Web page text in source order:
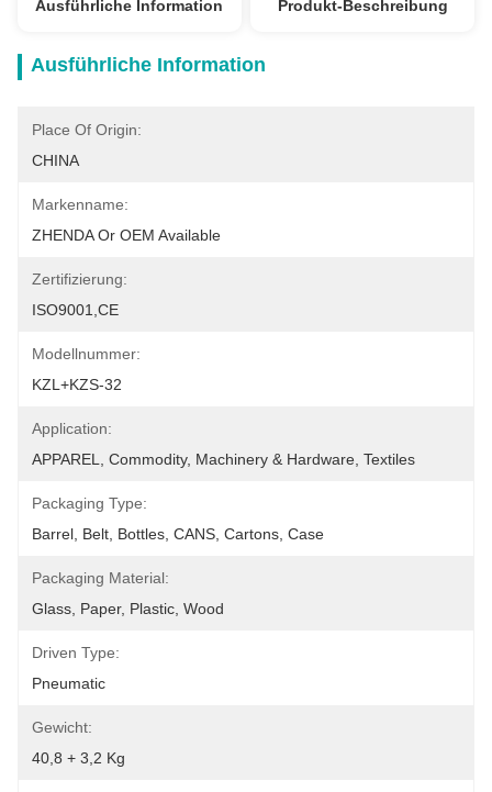
Ausführliche Information Produkt-Beschreibung
Ausführliche Information
Place Of Origin:
CHINA
Markenname:
ZHENDA Or OEM Available
Zertifizierung:
ISO9001,CE
Modellnummer:
KZL+KZS-32
Application:
APPAREL, Commodity, Machinery & Hardware, Textiles
Packaging Type:
Barrel, Belt, Bottles, CANS, Cartons, Case
Packaging Material:
Glass, Paper, Plastic, Wood
Driven Type:
Pneumatic
Gewicht:
40,8 + 3,2 Kg